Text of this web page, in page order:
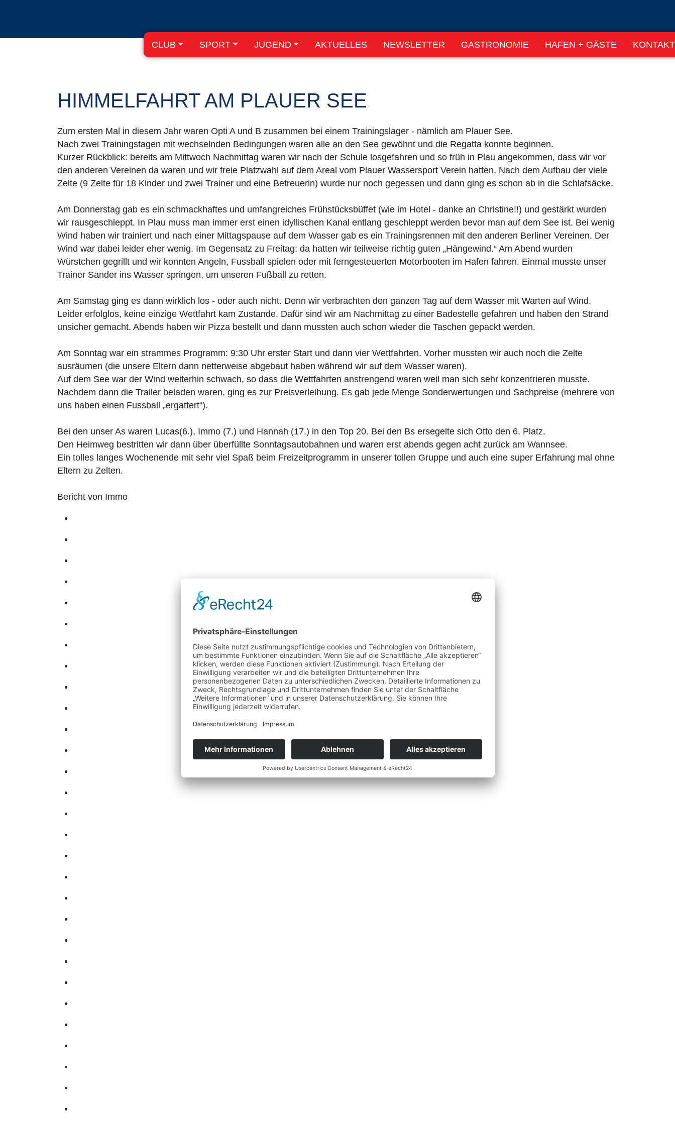
CLUB SPORT JUGEND AKTUELLES NEWSLETTER GASTRONOMIE HAFEN + GÄSTE KONTAKT
HIMMELFAHRT AM PLAUER SEE
Zum ersten Mal in diesem Jahr waren Opti A und B zusammen bei einem Trainingslager - nämlich am Plauer See.
Nach zwei Trainingstagen mit wechselnden Bedingungen waren alle an den See gewöhnt und die Regatta konnte beginnen.
Kurzer Rückblick: bereits am Mittwoch Nachmittag waren wir nach der Schule losgefahren und so früh in Plau angekommen, dass wir vor
den anderen Vereinen da waren und wir freie Platzwahl auf dem Areal vom Plauer Wassersport Verein hatten. Nach dem Aufbau der viele
Zelte (9 Zelte für 18 Kinder und zwei Trainer und eine Betreuerin) wurde nur noch gegessen und dann ging es schon ab in die Schlafsäcke.
Am Donnerstag gab es ein schmackhaftes und umfangreiches Frühstücksbüffet (wie im Hotel - danke an Christine!!) und gestärkt wurden
wir rausgeschleppt. In Plau muss man immer erst einen idyllischen Kanal entlang geschleppt werden bevor man auf dem See ist. Bei wenig
Wind haben wir trainiert und nach einer Mittagspause auf dem Wasser gab es ein Trainingsrennen mit den anderen Berliner Vereinen. Der
Wind war dabei leider eher wenig. Im Gegensatz zu Freitag: da hatten wir teilweise richtig guten „Hängewind.“ Am Abend wurden
Würstchen gegrillt und wir konnten Angeln, Fussball spielen oder mit ferngesteuerten Motorbooten im Hafen fahren. Einmal musste unser
Trainer Sander ins Wasser springen, um unseren Fußball zu retten.
Am Samstag ging es dann wirklich los - oder auch nicht. Denn wir verbrachten den ganzen Tag auf dem Wasser mit Warten auf Wind.
Leider erfolglos, keine einzige Wettfahrt kam Zustande. Dafür sind wir am Nachmittag zu einer Badestelle gefahren und haben den Strand
unsicher gemacht. Abends haben wir Pizza bestellt und dann mussten auch schon wieder die Taschen gepackt werden.
Am Sonntag war ein strammes Programm: 9:30 Uhr erster Start und dann vier Wettfahrten. Vorher mussten wir auch noch die Zelte
ausräumen (die unsere Eltern dann netterweise abgebaut haben während wir auf dem Wasser waren).
Auf dem See war der Wind weiterhin schwach, so dass die Wettfahrten anstrengend waren weil man sich sehr konzentrieren musste.
Nachdem dann die Trailer beladen waren, ging es zur Preisverleihung. Es gab jede Menge Sonderwertungen und Sachpreise (mehrere von
uns haben einen Fussball „ergattert“).
Bei den unser As waren Lucas(6.), Immo (7.) und Hannah (17.) in den Top 20. Bei den Bs ersegelte sich Otto den 6. Platz.
Den Heimweg bestritten wir dann über überfüllte Sonntagsautobahnen und waren erst abends gegen acht zurück am Wannsee.
Ein tolles langes Wochenende mit sehr viel Spaß beim Freizeitprogramm in unserer tollen Gruppe und auch eine super Erfahrung mal ohne
Eltern zu Zelten.
Bericht von Immo